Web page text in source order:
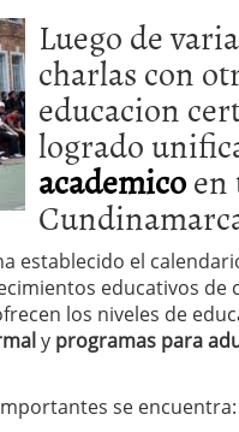
Luego de
charlas con
educacion
logrado
academicoen
establecido el
educativos de
los niveles de
y programas para
se encuentra: